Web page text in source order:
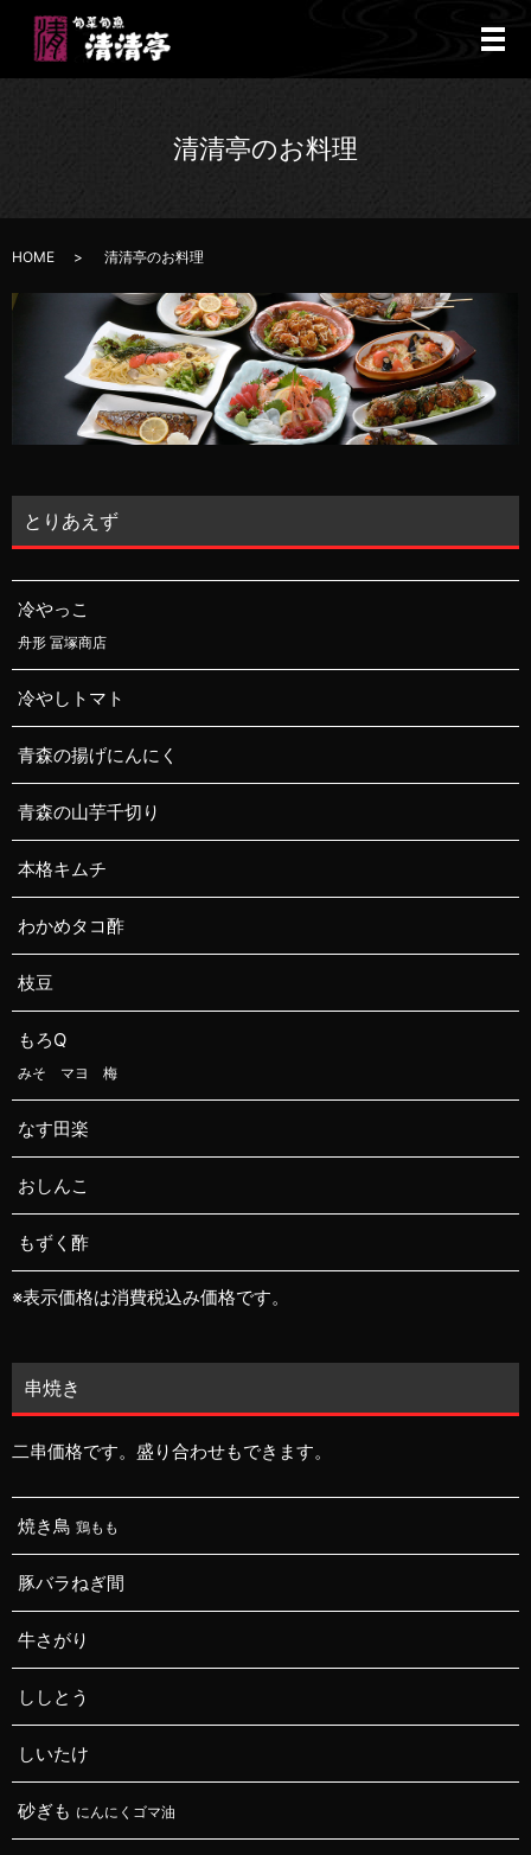
メ
清清亭のお料理
HOME 清清亭のお料理
とりあえず
冷やっこ
舟形 冨塚商店
冷やしトマト
青森の揚げにんにく
青森の山芋千切り
本格キムチ
わかめタコ酢
枝豆
もろQ
みそ マヨ 梅
なす田楽
おしんこ
もずく酢
※表示価格は消費税込み価格です。
串焼き
二串価格です。盛り合わせもできます。
焼き鳥 鶏もも
豚バラねぎ間
牛さがり
ししとう
しいたけ
砂ぎも にんにくゴマ油